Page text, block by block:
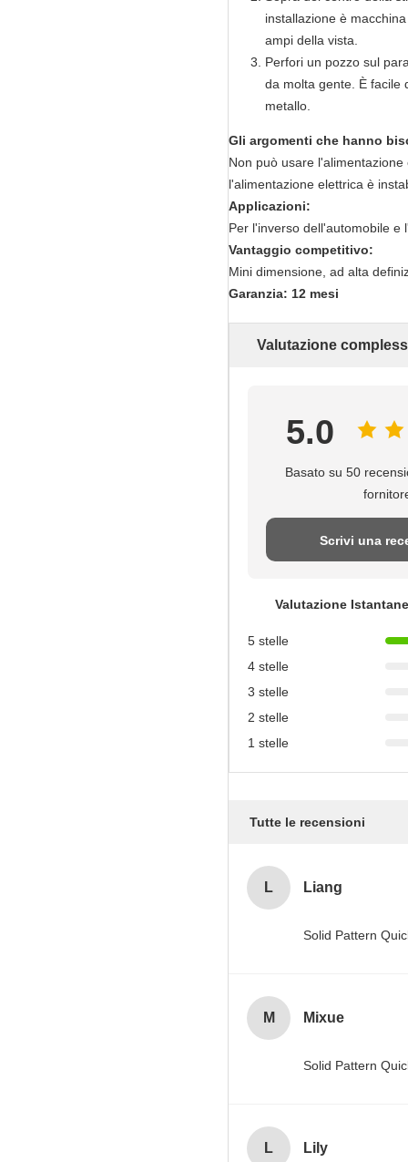
installazione è
ampi della vista.
Perfori un pozzo sul
da molta gente. È facile
metallo.
Gli argomenti che hanno
Non può usare
l'alimentazione elettrica è
Applicazioni:
Per l'inverso dell'automobile e
Vantaggio competitivo:
Mini dimensione, ad alta
Garanzia: 12 mesi
Valutazione
5.0
Basato su 50
Scrivi una
Valutazione
5 stelle
4 stelle
3 stelle
2 stelle
1 stelle
Tutte le recensioni
L Liang
Solid Pattern
M Mixue
Solid Pattern
L Lily